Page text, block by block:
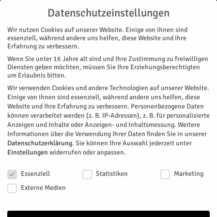
Start
« Alle Veranstaltungen
Diese Veranstaltung hat bereits stattgefunden.
Jülich im Dialog mit Initiative
Sorgekultur
Facebook
Datenschutzeinstellungen
Wir nutzen Cookies auf unserer Website. Einige von ihnen sind
essenziell, während andere uns helfen, diese Website und Ihre
Erfahrung zu verbessern.
Wenn Sie unter 16 Jahre alt sind und Ihre Zustimmung zu freiwilligen
Diensten geben möchten, müssen Sie Ihre Erziehungsberechtigten
um Erlaubnis bitten.
Wir verwenden Cookies und andere Technologien auf unserer Website.
Einige von ihnen sind essenziell, während andere uns helfen, diese
Website und Ihre Erfahrung zu verbessern. Personenbezogene Daten
können verarbeitet werden (z. B. IP-Adressen), z. B. für personalisierte
Anzeigen und Inhalte oder Anzeigen- und Inhaltsmessung. Weitere
Informationen über die Verwendung Ihrer Daten finden Sie in unserer
Datenschutzerklärung. Sie können Ihre Auswahl jederzeit unter
Einstellungen widerrufen oder anpassen.
Essenziell
Statistiken
Marketing
Externe Medien